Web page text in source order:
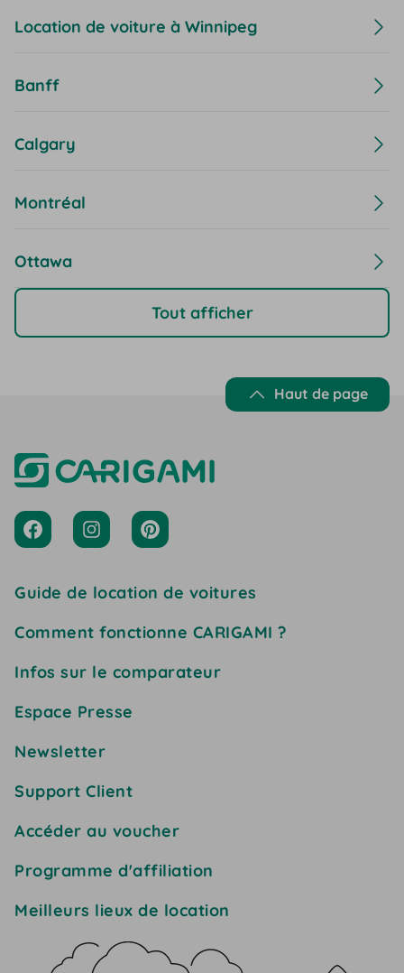
Location de voiture à Winnipeg
Banff
Calgary
Montréal
Ottawa
Tout afficher
Haut de page
Guide de location de voitures
Comment fonctionne CARIGAMI ?
Infos sur le comparateur
Espace Presse
Newsletter
Support Client
Accéder au voucher
Programme d'affiliation
Meilleurs lieux de location